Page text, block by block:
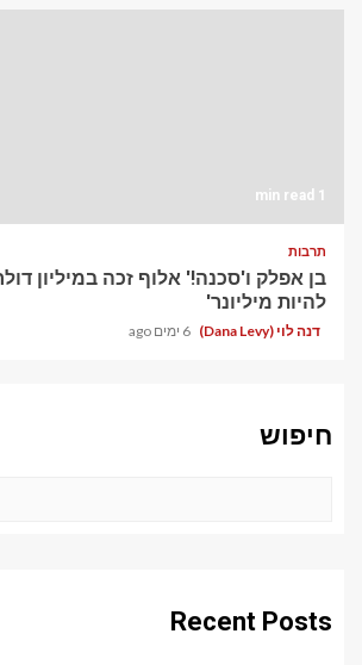
1 min read
תרבות
בן אפלק ו'סכנה!' אלוף זכה במיליון
להיות מיליונר'
דנה לוי (Dana Levy) 6 ימים ago
חיפוש
Recent Posts